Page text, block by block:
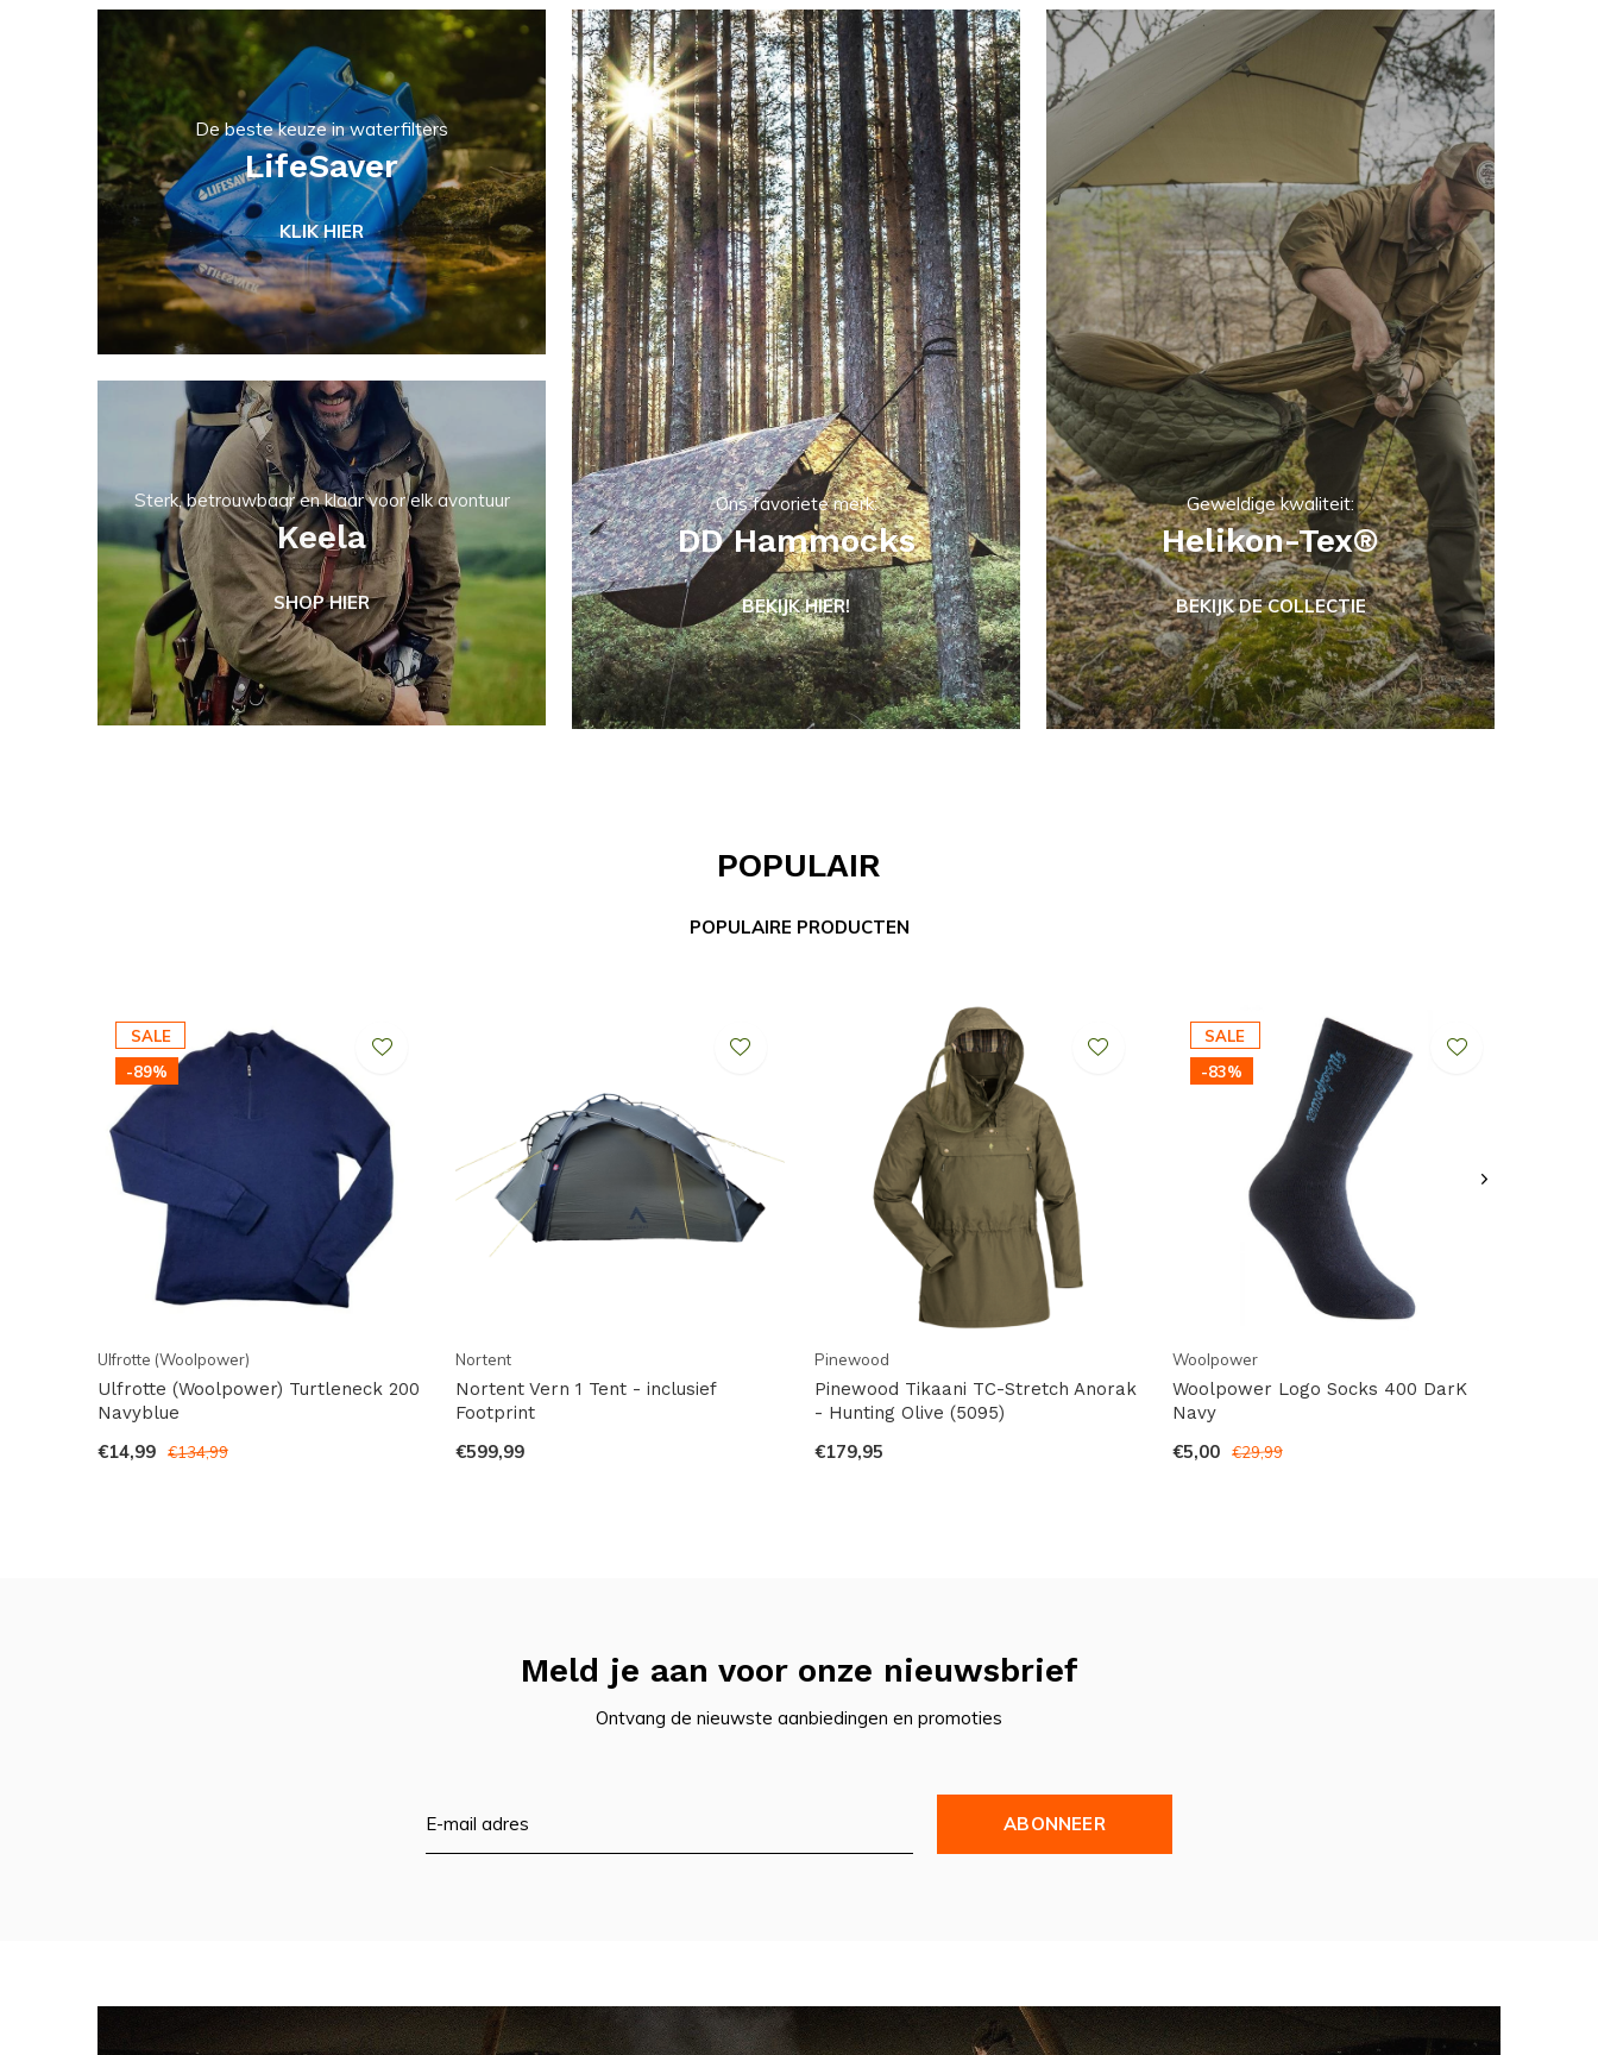
De beste keuze in waterfilters
LifeSaver
KLIK HIER
Ons favoriete merk:
DD Hammocks
BEKIJK HIER!
Geweldige kwaliteit:
Helikon-Tex®
BEKIJK DE COLLECTIE
Sterk, betrouwbaar en klaar voor elk avontuur
Keela
SHOP HIER
POPULAIR
POPULAIRE PRODUCTEN
SALE
-89%
Ulfrotte (Woolpower)
Ulfrotte (Woolpower) Turtleneck 200
Navyblue
€14,99 €134,99
Nortent
Nortent Vern 1 Tent - inclusief
Footprint
€599,99
Pinewood
Pinewood Tikaani TC-Stretch Anorak
- Hunting Olive (5095)
€179,95
SALE
-83%
Woolpower
Woolpower Logo Socks 400 DarK
Navy
€5,00 €29,99
Meld je aan voor onze nieuwsbrief
Ontvang de nieuwste aanbiedingen en promoties
ABONNEER